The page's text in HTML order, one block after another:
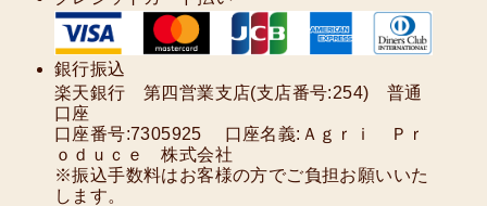
銀行振込
楽天銀行 第四営業支店(支店番号:254) 普通
口座
口座番号:7305925 口座名義:Ａｇｒｉ Ｐｒ
ｏｄｕｃｅ 株式会社
※振込手数料はお客様の方でご負担お願いいた
します。